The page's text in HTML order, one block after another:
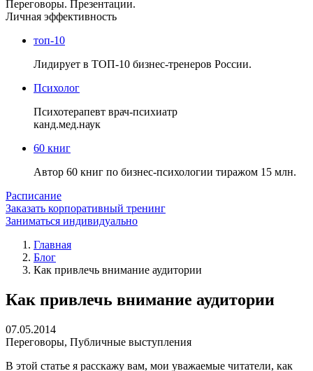
Переговоры. Презентации.
Личная эффективность
топ-10
Лидирует в ТОП-10 бизнес-тренеров России.
Психолог
Психотерапевт врач-психиатр
канд.мед.наук
60 книг
Автор 60 книг по бизнес-психологии тиражом 15 млн.
Расписание
Заказать корпоративный тренинг
Заниматься индивидуально
Главная
Блог
Как привлечь внимание аудитории
Как привлечь внимание аудитории
07.05.2014
Переговоры, Публичные выступления
В этой статье я расскажу вам, мои уважаемые читатели, как